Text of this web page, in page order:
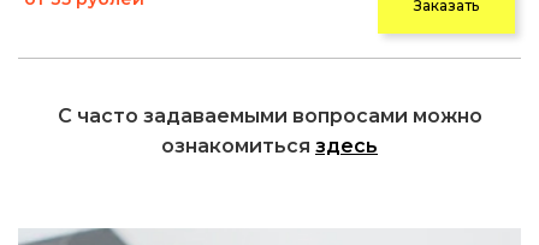
Заказать
С часто задаваемыми вопросами можно
ознакомиться здесь